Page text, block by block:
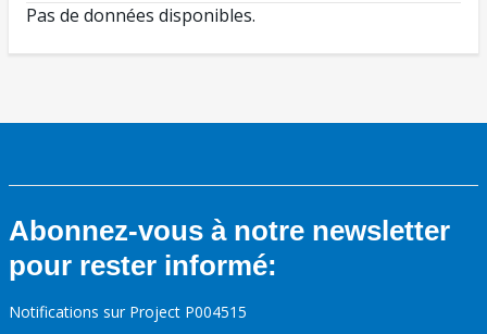
Pas de données disponibles.
Abonnez-vous à notre newsletter
pour rester informé:
Notifications sur Project P004515